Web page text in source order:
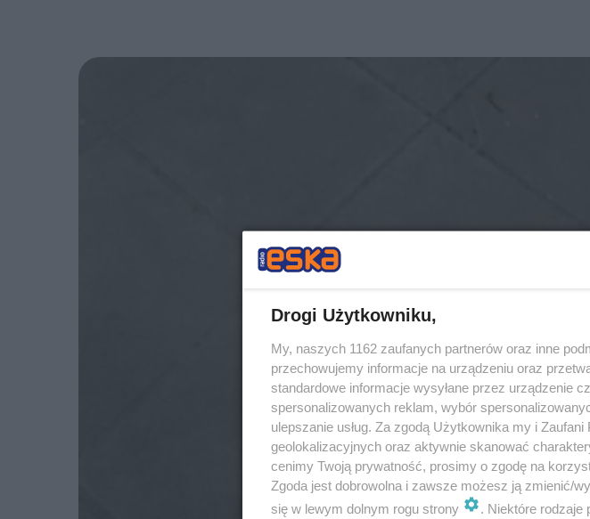
Drogi Użytkowniku,
My, naszych 1162 zaufanych partnerów oraz inne
przechowujemy informacje na urządzeniu oraz
standardowe informacje wysyłane przez urządzenie
spersonalizowanych reklam, wybór
ulepszanie usług. Za zgodą Użytkownika my i
geolokalizacyjnych oraz aktywnie skanować
cenimy Twoją prywatność, prosimy o zgodę na
Zgoda jest dobrowolna i zawsze możesz ją zmienić/
się w lewym dolnym rogu strony
. Niektóre rodzaje